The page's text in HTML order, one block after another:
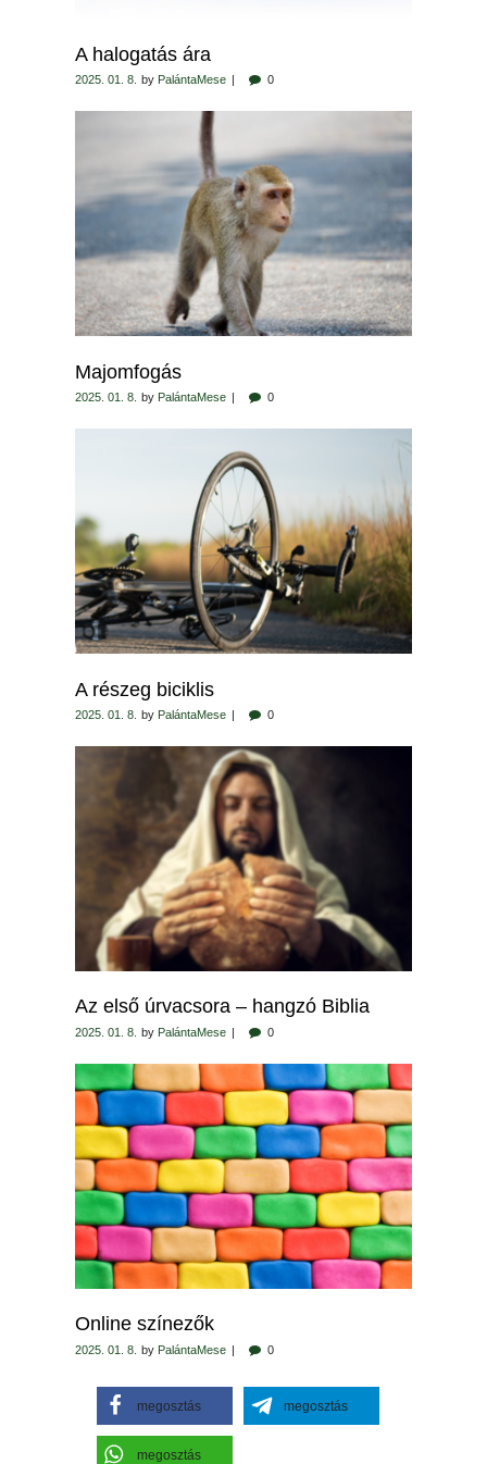
A halogatás ára
2025. 01. 8. by PalántaMese 0
Majomfogás
2025. 01. 8. by PalántaMese 0
A részeg biciklis
2025. 01. 8. by PalántaMese 0
Az első úrvacsora – hangzó Biblia
2025. 01. 8. by PalántaMese 0
Online színezők
2025. 01. 8. by PalántaMese 0
megosztás megosztás
megosztás